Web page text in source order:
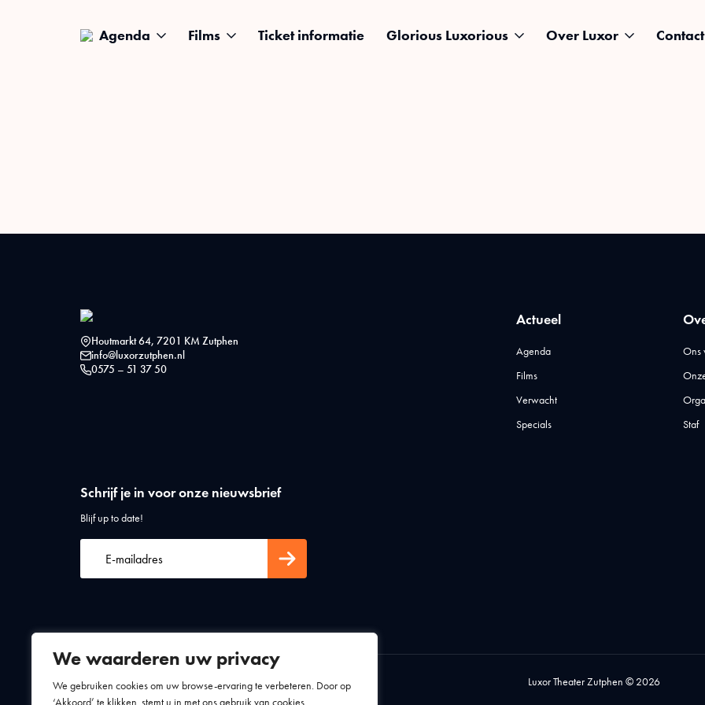
We waarderen uw privacy
We gebruiken cookies om uw browse-ervaring te verbeteren. Door op
‘Akkoord’ te klikken, stemt u in met ons gebruik van cookies.
Agenda Films Ticket informatie Glorious Luxorious Over Luxor
Contact
Houtmarkt 64, 7201 KM Zutphen
info@luxorzutphen.nl
0575 – 51 37 50
Actueel
Agenda
Films
Verwacht
Specials
Ons
Staf
Schrijf je in voor onze nieuwsbrief
Blijf up to date!
Algemene voorwaardenPrivacy statement Luxor Theater Zutphen © 2026